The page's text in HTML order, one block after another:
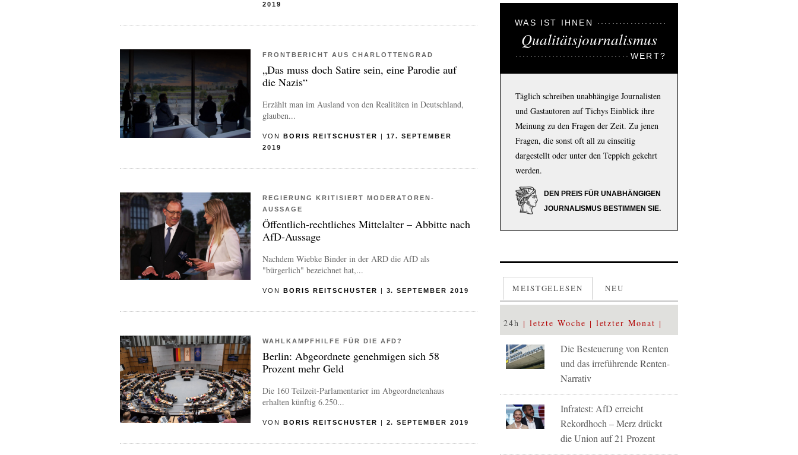
2019
FRONTBERICHT AUS CHARLOTTENGRAD
„Das muss doch Satire sein, eine Parodie auf
die Nazis“
Erzählt man im Ausland von den Realitäten in Deutschland,
glauben...
VON BORIS REITSCHUSTER | 17. SEPTEMBER
2019
REGIERUNG KRITISIERT MODERATOREN-
AUSSAGE
Öffentlich-rechtliches Mittelalter – Abbitte nach
AfD-Aussage
Nachdem Wiebke Binder in der ARD die AfD als
"bürgerlich" bezeichnet hat,...
VON BORIS REITSCHUSTER | 3. SEPTEMBER 2019
WAHLKAMPFHILFE FÜR DIE AFD?
Berlin: Abgeordnete genehmigen sich 58
Prozent mehr Geld
Die 160 Teilzeit-Parlamentarier im Abgeordnetenhaus
erhalten künftig 6.250...
VON BORIS REITSCHUSTER | 2. SEPTEMBER 2019
WAS IST IHNEN
Qualitätsjournalismus
WERT?
Täglich schreiben unabhängige Journalisten
und Gastautoren auf Tichys Einblick ihre
Meinung zu den Fragen der Zeit. Zu jenen
Fragen, die sonst oft all zu einseitig
dargestellt oder unter den Teppich gekehrt
werden.
DEN PREIS FÜR UNABHÄNGIGEN
JOURNALISMUS BESTIMMEN SIE.
MEISTGELESEN NEU
24h letzte Woche letzter Monat
Die Besteuerung von Renten
und das irreführende Renten-
Narrativ
Infratest: AfD erreicht
Rekordhoch – Merz drückt
die Union auf 21 Prozent